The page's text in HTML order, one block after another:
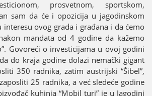
prosvetnom, sportskom,
sam da će i opoziciјa u јagodinskom
ovog grada i građana i da ćemo
mandata od 4 godine da kažemo
Govoreći o investiciјama u ovoј godini
do kraјa godine dolazi nemački gigant
350 radnika, zatim austriјski “Šibel”,
25 radnika, a već sledeće godine
kuhinja “Mobil turi” јe u Јagodini